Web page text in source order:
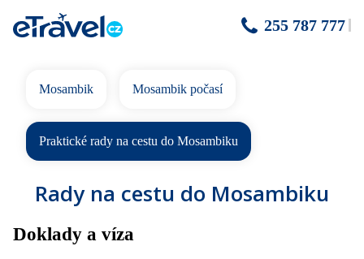
255 787 777
Mosambik Mosambik počasí
Praktické rady na cestu do Mosambiku
Rady na cestu do Mosambiku
Doklady a víza